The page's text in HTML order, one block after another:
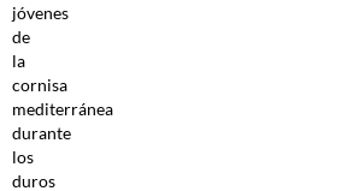
jóvenes
de
la
cornisa
mediterránea
durante
los
duros